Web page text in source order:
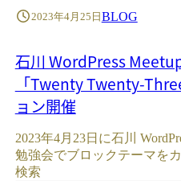
2023年4月25日 BLOG
石川 WordPress
「Twenty Twenty-
ョン開催
2023年4月23日に石川
勉強会でブロックテーマを
検索